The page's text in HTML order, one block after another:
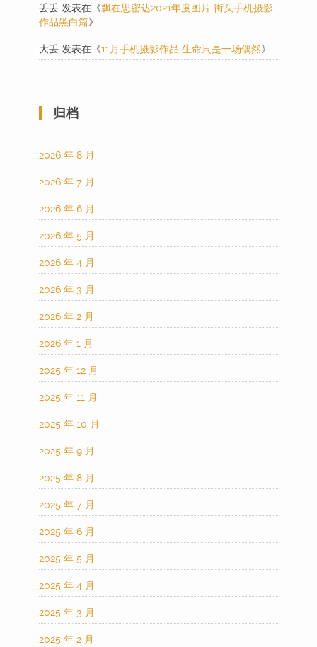
丢丢 发表在《飘在思密达2021年度图片 街头手机摄影
作品黑白篇》
大丢 发表在《11月手机摄影作品 生命只是一场偶然》
归档
2026 年 8 月
2026 年 7 月
2026 年 6 月
2026 年 5 月
2026 年 4 月
2026 年 3 月
2026 年 2 月
2026 年 1 月
2025 年 12 月
2025 年 11 月
2025 年 10 月
2025 年 9 月
2025 年 8 月
2025 年 7 月
2025 年 6 月
2025 年 5 月
2025 年 4 月
2025 年 3 月
2025 年 2 月